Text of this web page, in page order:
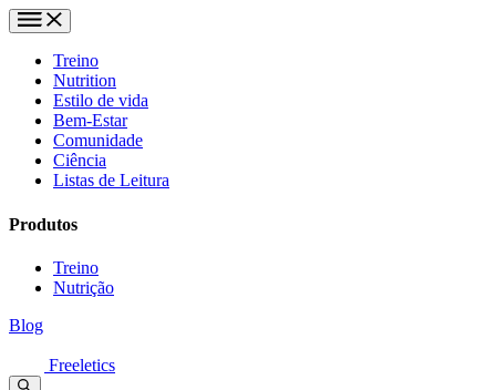
Treino
Nutrition
Estilo de vida
Bem-Estar
Comunidade
Ciência
Listas de Leitura
Produtos
Treino
Nutrição
Blog
Freeletics